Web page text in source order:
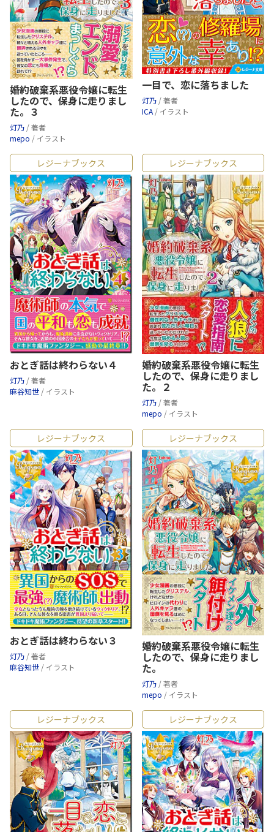
婚約破棄系悪役令嬢に転生
したので、保身に走りまし
た。３
灯乃 / 著者
mepo / イラスト
一目で、恋に落ちました
灯乃 / 著者
ICA / イラスト
レジーナブックス
おとぎ話は終わらない４
灯乃 / 著者
麻谷知世 / イラスト
レジーナブックス
婚約破棄系悪役令嬢に転生
したので、保身に走りまし
た。２
灯乃 / 著者
mepo / イラスト
レジーナブックス
おとぎ話は終わらない３
灯乃 / 著者
麻谷知世 / イラスト
レジーナブックス
婚約破棄系悪役令嬢に転生
したので、保身に走りまし
た。
灯乃 / 著者
mepo / イラスト
レジーナブックス レジーナブックス